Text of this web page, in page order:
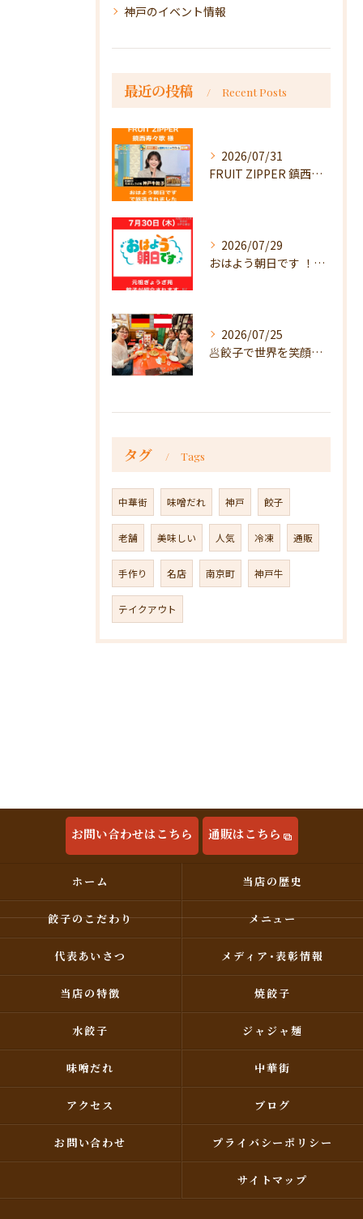
神戸のイベント情報
最近の投稿 Recent Posts
2026/07/31
FRUIT ZIPPER 鎮西寿々歌様が！
2026/07/29
おはよう朝日です ！で放送
2026/07/25
🥟餃子で世界を笑顔に🥟
タグ Tags
中華街 味噌だれ 神戸 餃子
老舗 美味しい 人気 冷凍 通販
手作り 名店 南京町 神戸牛
テイクアウト
お問い合わせはこちら 通販はこちら
ホーム 当店の歴史
餃子のこだわり メニュー
代表あいさつ メディア･表彰情報
当店の特徴 焼餃子
水餃子 ジャジャ麺
味噌だれ 中華街
アクセス ブログ
お問い合わせ プライバシーポリシー
サイトマップ